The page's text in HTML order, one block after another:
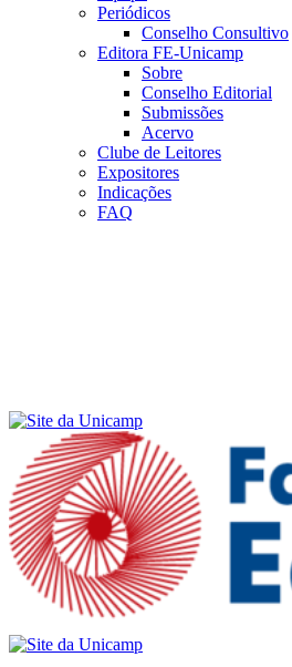
Periódicos
Conselho Consultivo
Editora FE-Unicamp
Sobre
Conselho Editorial
Submissões
Acervo
Clube de Leitores
Expositores
Indicações
FAQ